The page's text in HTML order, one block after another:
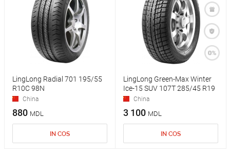
LingLong Radial 701 195/55
R10C 98N
China
880 MDL
IN COS
LingLong Green-Max Winter
Ice-15 SUV 107T 285/45 R19
China
3 100 MDL
IN COS